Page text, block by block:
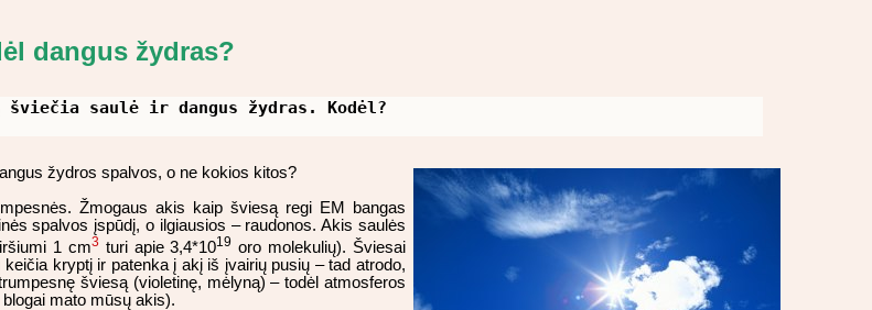
dangus žydras?
šviečia saulė ir dangus žydras. Kodėl?
žydros spalvos, o ne kokios kitos?
Žmogaus akis kaip šviesą regi EM bangas
spalvos įspūdį, o ilgiausios – raudonos. Akis saulės
1 cm3 turi apie 3,4*1019 oro molekulių). Šviesai
kryptį ir patenka į akį iš įvairių pusių – tad atrodo,
šviesą (violetinę, mėlyną) – todėl atmosferos
mato mūsų akis).